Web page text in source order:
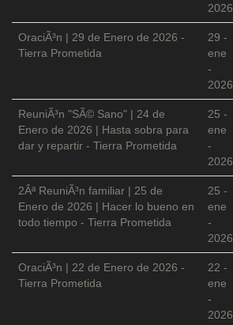
2026
OraciÃ³n | 29 de Enero de 2026 -
Tierra Prometida
29 -
ene
-
2026
ReuniÃ³n "SÃ© Sano" | 24 de
Enero de 2026 | Hasta sobra para
dar y repartir - Tierra Prometida
25 -
ene
-
2026
2Âª ReuniÃ³n familiar | 25 de
Enero de 2026 | Hacer lo bueno en
todo tiempo - Tierra Prometida
25 -
ene
-
2026
OraciÃ³n | 22 de Enero de 2026 -
Tierra Prometida
22 -
ene
-
2026